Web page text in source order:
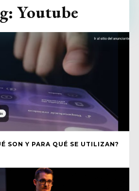
SON Y PARA QUÉ SE UTILIZAN?
Youtube